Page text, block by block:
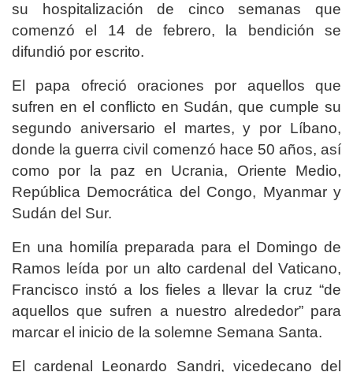
su hospitalización de cinco semanas que
comenzó el 14 de febrero, la bendición se
difundió por escrito.
El papa ofreció oraciones por aquellos que
sufren en el conflicto en Sudán, que cumple su
segundo aniversario el martes, y por Líbano,
donde la guerra civil comenzó hace 50 años, así
como por la paz en Ucrania, Oriente Medio,
República Democrática del Congo, Myanmar y
Sudán del Sur.
En una homilía preparada para el Domingo de
Ramos leída por un alto cardenal del Vaticano,
Francisco instó a los fieles a llevar la cruz “de
aquellos que sufren a nuestro alrededor” para
marcar el inicio de la solemne Semana Santa.
El cardenal Leonardo Sandri, vicedecano del